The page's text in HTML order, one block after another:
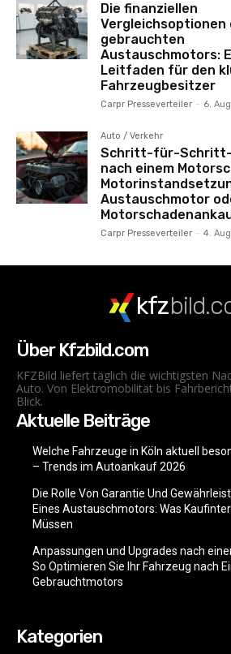
Die finanziellen
Vergleichsoptionen
gebrauchten
Austauschmotors:
Leitfaden für den
Fahrzeugbesitzer
Carpr Presseverteiler - 6.
Auto / Verkehr
Schritt-für-Schritt-
nach einem
Austauschmotor
Carpr Presseverteiler - 4.
kfz
Über Kfzbild.com
KFZBild liefert täglich die wichtigsten
Auto. Von Elektromobilität bis
Blick.
Aktuelle Beiträge
Welche Fahrzeuge in Köln aktuell
– Trends im Autoankauf 2026
Die Rolle Von Garantie Und
Eines Austauschmotors: Was
Müssen
Anpassungen und Upgrades nach
So Optimieren Sie Ihr Fahrzeug nach
Gebrauchtmotors
Kategorien